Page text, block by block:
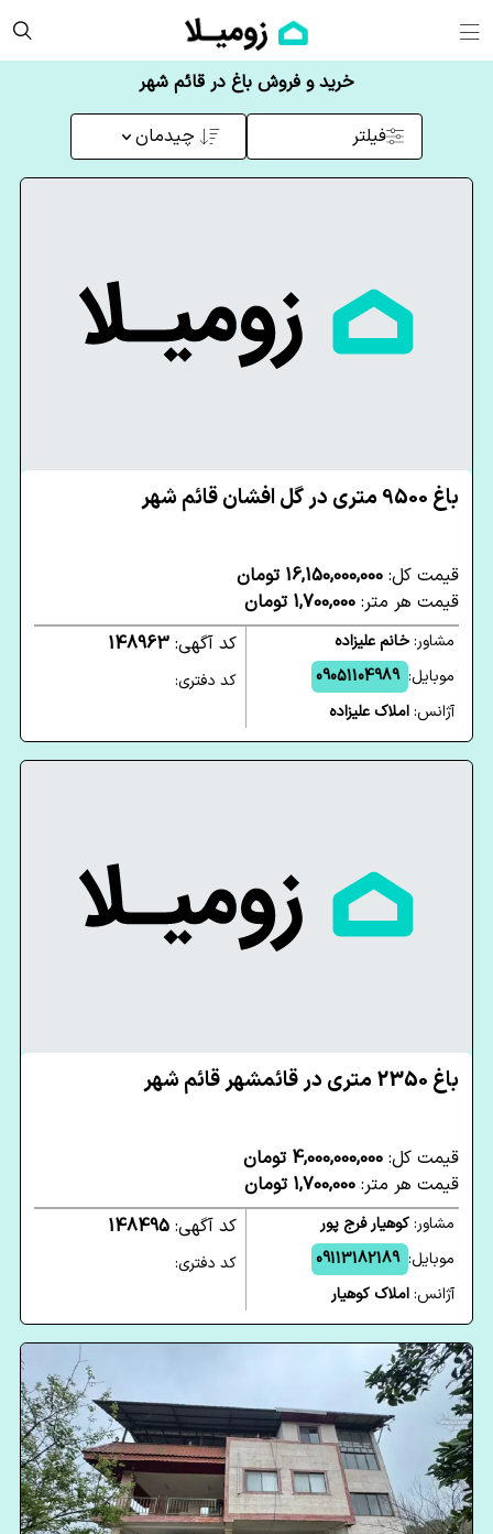
خرید و فروش باغ در قائم شهر
فیلتر چیدمان
باغ 9500 متری در گل افشان قائم شهر
قیمت کل: 16,150,000,000 تومان
قیمت هر متر: 1,700,000 تومان
مشاور:خانم علیزاده
موبایل: 09051104989
آژانس:املاک علیزاده
کد آگهی: 148963
کد دفتری:
باغ 2350 متری در قائمشهر قائم شهر
قیمت کل: 4,000,000,000 تومان
قیمت هر متر: 1,700,000 تومان
مشاور:کوهیار فرج پور
موبایل: 09113182189
آژانس:املاک کوهیار
کد آگهی: 148495
کد دفتری: